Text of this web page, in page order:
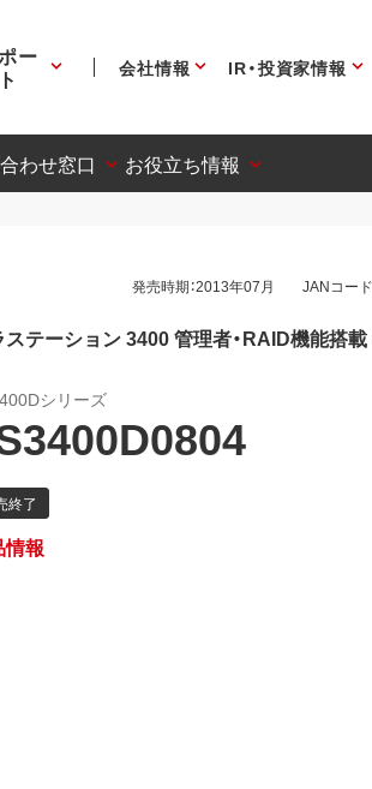
ー
ト 会社情報 IR・投資家情報
わせ窓口 お役立ち情報
発売時期：2013年07月 JANコー
ステーション 3400 管理者・RAID機能搭
シリーズ
報